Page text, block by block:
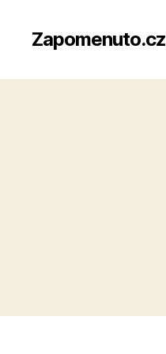
Zapomenuto.cz